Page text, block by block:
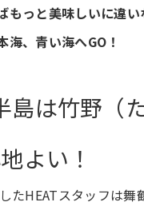
もっと美味しいに違
海、青い海へGO！
島は竹野（
よい！
たHEATスタッフは